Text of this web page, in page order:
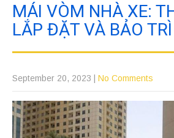
MÁI VÒM NHÀ XE:
LẮP ĐẶT VÀ BẢO TRÌ
September 20, 2023 | No Comments